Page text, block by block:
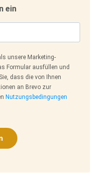
ein
unsere Marketing-
Formular ausfüllen und
dass die von Ihnen
an Brevo zur
Nutzungsbedingungen